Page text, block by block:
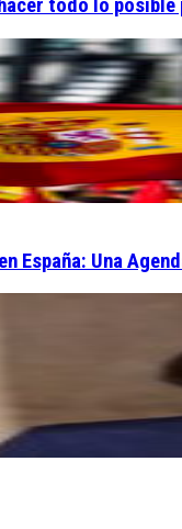
todo lo
España: Una